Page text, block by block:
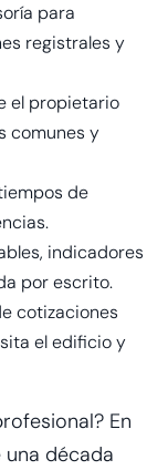
para
registrales y
el propietario
comunes y
de
indicadores
por escrito.
cotizaciones
el edificio y
En
década